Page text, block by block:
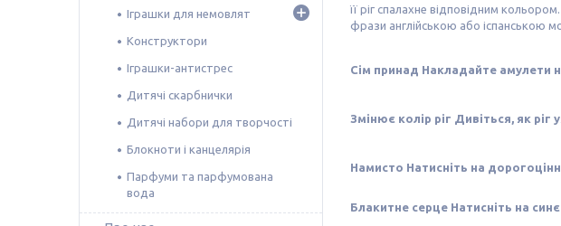
її ріг спалахне відповідним
фрази англійською або іспанською
Сім принад Накладайте амулети
Змінює колір ріг Дивіться, як
Намисто Натисніть на
Блакитне серце Натисніть на
Іграшки для немовлят
Конструктори
Іграшки-антистрес
Дитячі скарбнички
Дитячі набори для творчості
Блокноти і канцелярія
Парфуми та парфумована
вода